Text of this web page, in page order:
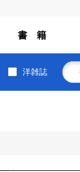
書 籍
洋雑誌